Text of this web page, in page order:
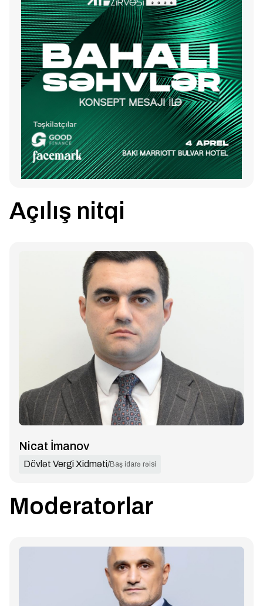
Açılış nitqi
Nicat İmanov
Dövlət Vergi Xidməti/Baş idarə rəisi
Moderatorlar